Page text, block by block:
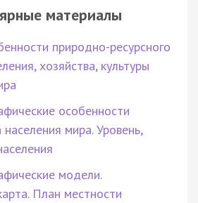
материалы
природно-ресурсного
хозяйства, культуры
особенности
мира. Уровень,
модели.
План местности